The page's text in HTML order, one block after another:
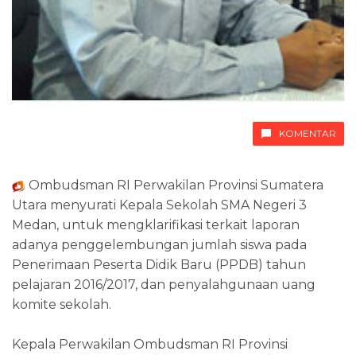
KOMENTAR
Ombudsman RI Perwakilan Provinsi Sumatera
Utara menyurati Kepala Sekolah SMA Negeri 3
Medan, untuk mengklarifikasi terkait laporan
adanya penggelembungan jumlah siswa pada
Penerimaan Peserta Didik Baru (PPDB) tahun
pelajaran 2016/2017, dan penyalahgunaan uang
komite sekolah.
Kepala Perwakilan Ombudsman RI Provinsi